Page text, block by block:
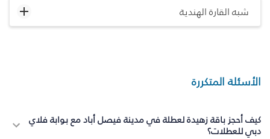
شبه القارة الهندية
الأسئلة المتكررة
كيف أحجز باقة زهيدة لعطلة في مدينة فيصل أباد مع بوابة فلاي
دبي للعطلات؟